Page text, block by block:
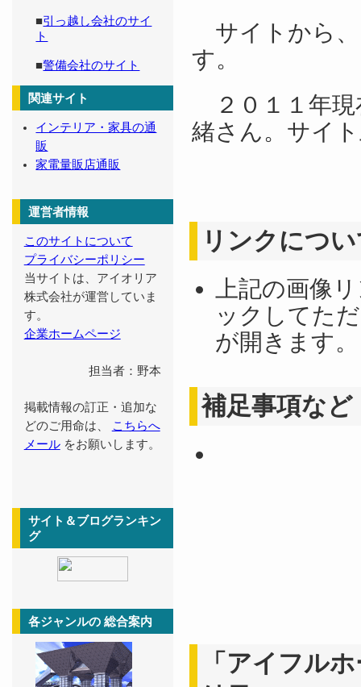
サイトから、
す。
２０１１年現
緒さん。サイ
リンクにつ
上記の画像
ックしてた
が開きます。
補足事項など
「アイフル
■引っ越し会社のサイ
ト
■警備会社のサイト
関連サイト
インテリア・家具の通
販
家電量販店通販
運営者情報
このサイトについて
プライバシーポリシー
当サイトは、アイオリア
株式会社が運営していま
す。
企業ホームページ
担当者：野本
掲載情報の訂正・追加な
どのご用命は、
こちらへ
メールをお願いします。
サイト＆ブログランキン
グ
各ジャンルの 総合案内